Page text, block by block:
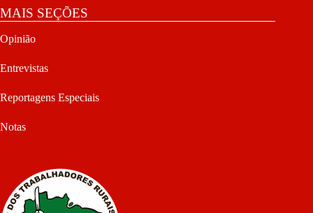
MAIS SEÇÕES
Opinião
Entrevistas
Reportagens Especiais
Notas